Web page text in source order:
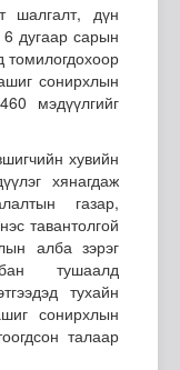
шалгалт, дүн
дугаар сарын
сонирхлын
мэдүүлгийг
хувийн
хянагдаж
газар,
тавантолгой
алба зэрэг
тушаалд
тухайн
сонирхлын
талаар